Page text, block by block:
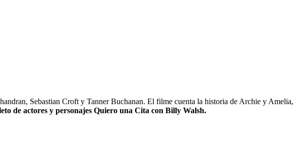
Sebastian Croft y Tanner Buchanan. El filme cuenta la historia de Archie y Amelia,
de actores y personajes Quiero una Cita con Billy Walsh.